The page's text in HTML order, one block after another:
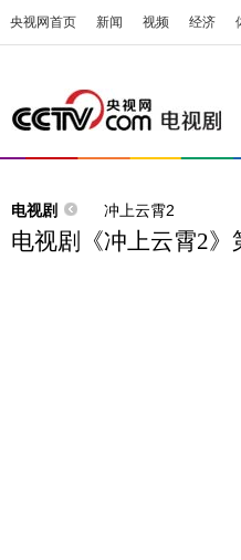
央视网首页 新闻 视频 经济
电视剧 冲上云霄2
电视剧《冲上云霄2》